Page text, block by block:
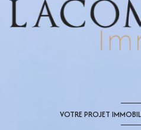
VOTRE PROJET